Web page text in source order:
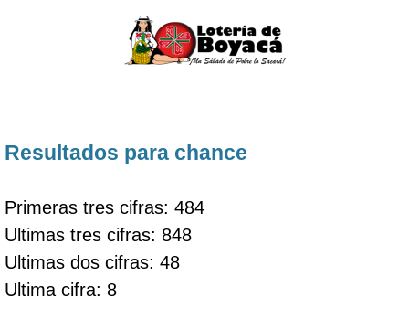
Resultados para chance
Primeras tres cifras: 484
Ultimas tres cifras: 848
Ultimas dos cifras: 48
Ultima cifra: 8